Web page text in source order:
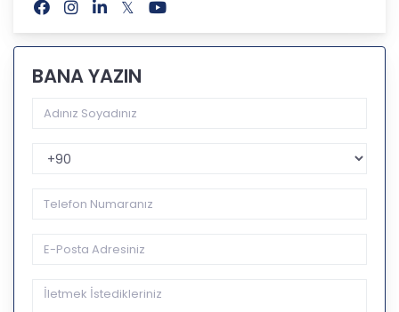
BANA YAZIN
Telefon Kodu